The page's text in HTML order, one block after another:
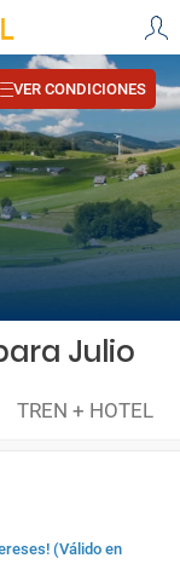
VER CONDICIONES
Julio
TREN + HOTEL
(Válido en